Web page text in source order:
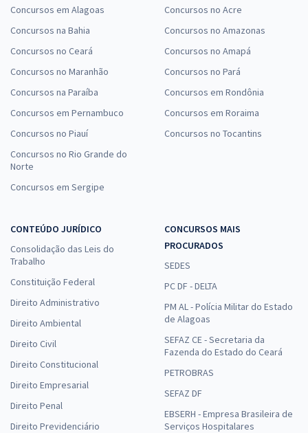
Concursos em Alagoas
Concursos na Bahia
Concursos no Ceará
Concursos no Maranhão
Concursos na Paraíba
Concursos em Pernambuco
Concursos no Piauí
Concursos no Rio Grande do
Norte
Concursos em Sergipe
Concursos no Acre
Concursos no Amazonas
Concursos no Amapá
Concursos no Pará
Concursos em Rondônia
Concursos em Roraima
Concursos no Tocantins
CONTEÚDO JURÍDICO
Consolidação das Leis do
Trabalho
Constituição Federal
Direito Administrativo
Direito Ambiental
Direito Civil
Direito Constitucional
Direito Empresarial
Direito Penal
Direito Previdenciário
CONCURSOS MAIS
PROCURADOS
SEDES
PC DF - DELTA
PM AL - Polícia Militar do Estado
de Alagoas
SEFAZ CE - Secretaria da
Fazenda do Estado do Ceará
PETROBRAS
SEFAZ DF
EBSERH - Empresa Brasileira de
Serviços Hospitalares